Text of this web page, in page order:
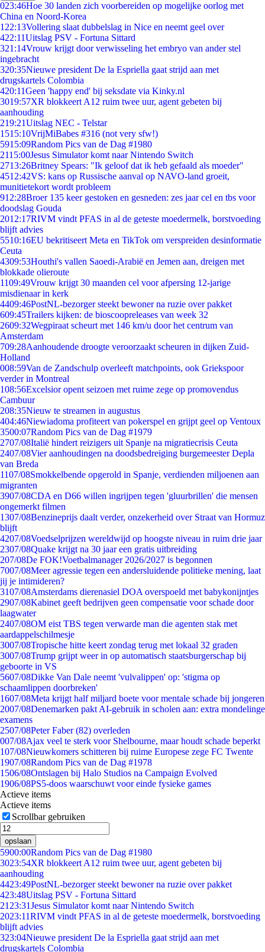
023:46Hoe 30 landen zich voorbereiden op mogelijke oorlog met
China en Noord-Korea
1 22:13Vollering slaat dubbelslag in Nice en neemt geel over
422:11Uitslag PSV - Fortuna Sittard
321:14Vrouw krijgt door verwisseling het embryo van ander stel
ingebracht
320:35Nieuwe president De la Espriella gaat strijd aan met
drugskartels Colombia
420:11Geen 'happy end' bij seksdate via Kinky.nl
3019:57XR blokkeert A12 ruim twee uur, agent gebeten bij
aanhouding
219:21Uitslag NEC - Telstar
1515:10VrijMiBabes #316 (not very sfw!)
5915:09Random Pics van de Dag #1980
2115:00Jesus Simulator komt naar Nintendo Switch
2713:26Britney Spears: "Ik geloof dat ik heb gefaald als moeder"
4512:42VS: kans op Russische aanval op NAVO-land groeit,
munitietekort wordt probleem
912:28Broer 135 keer gestoken en gesneden: zes jaar cel en tbs voor
doodslag Gouda
2012:17RIVM vindt PFAS in al de geteste moedermelk, borstvoeding
blijft advies
5510:16EU bekritiseert Meta en TikTok om verspreiden desinformatie
Ceuta
4309:53Houthi's vallen Saoedi-Arabië en Jemen aan, dreigen met
blokkade olieroute
1109:49Vrouw krijgt 30 maanden cel voor afpersing 12-jarige
misdienaar in kerk
4409:46PostNL-bezorger steekt bewoner na ruzie over pakket
609:45Trailers kijken: de bioscoopreleases van week 32
2609:32Wegpiraat scheurt met 146 km/u door het centrum van
Amsterdam
709:28Aanhoudende droogte veroorzaakt scheuren in dijken Zuid-
Holland
008:59Van de Zandschulp overleeft matchpoints, ook Griekspoor
verder in Montreal
108:56Excelsior opent seizoen met ruime zege op promovendus
Cambuur
208:35Nieuw te streamen in augustus
404:46Niewiadoma profiteert van pokerspel en grijpt geel op Ventoux
3500:07Random Pics van de Dag #1979
2707/08Italië hindert reizigers uit Spanje na migratiecrisis Ceuta
2407/08Vier aanhoudingen na doodsbedreiging burgemeester Depla
van Breda
1107/08Smokkelbende opgerold in Spanje, verdienden miljoenen aan
migranten
3907/08CDA en D66 willen ingrijpen tegen 'gluurbrillen' die mensen
ongemerkt filmen
1307/08Benzineprijs daalt verder, onzekerheid over Straat van Hormuz
blijft
4207/08Voedselprijzen wereldwijd op hoogste niveau in ruim drie jaar
2307/08Quake krijgt na 30 jaar een gratis uitbreiding
207/08De FOK!Voetbalmanager 2026/2027 is begonnen
7007/08Meer agressie tegen een andersluidende politieke mening, laat
jij je intimideren?
3107/08Amsterdams dierenasiel DOA overspoeld met babykonijntjes
2907/08Kabinet geeft bedrijven geen compensatie voor schade door
laagwater
2407/08OM eist TBS tegen verwarde man die agenten stak met
aardappelschilmesje
3007/08Tropische hitte keert zondag terug met lokaal 32 graden
3007/08Trump grijpt weer in op automatisch staatsburgerschap bij
geboorte in VS
5607/08Dikke Van Dale neemt 'vulvalippen' op: 'stigma op
schaamlippen doorbreken'
1607/08Meta krijgt half miljard boete voor mentale schade bij jongeren
2007/08Denemarken pakt AI-gebruik in scholen aan: extra mondelinge
examens
2507/08Peter Faber (82) overleden
007/08Ajax veel te sterk voor Shelbourne, maar houdt schade beperkt
107/08Nieuwkomers schitteren bij ruime Europese zege FC Twente
1907/08Random Pics van de Dag #1978
1506/08Ontslagen bij Halo Studios na Campaign Evolved
1906/08PS5-doos waarschuwt voor einde fysieke games
Actieve items
Actieve items
Scrollbar gebruiken
opslaan
5900:00Random Pics van de Dag #1980
3023:54XR blokkeert A12 ruim twee uur, agent gebeten bij
aanhouding
4423:49PostNL-bezorger steekt bewoner na ruzie over pakket
423:48Uitslag PSV - Fortuna Sittard
21 23:31Jesus Simulator komt naar Nintendo Switch
2023:11RIVM vindt PFAS in al de geteste moedermelk, borstvoeding
blijft advies
323:04Nieuwe president De la Espriella gaat strijd aan met
drugskartels Colombia